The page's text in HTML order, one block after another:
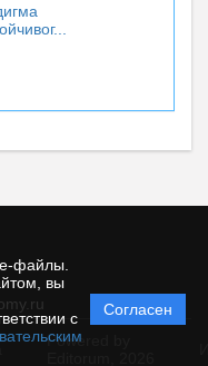
файлы.
вы
с
Согласен
Powered by